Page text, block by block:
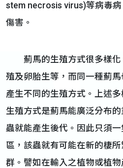
stem necrosis virus)等病毒
傷害。
薊馬的生殖方式很多樣化
殖及卵胎生等，而同一種薊
產生不同的生殖方式。上述
生殖方式是薊馬能廣泛分布
蟲就能產生後代。因此只須
區，該蟲就有可能在新的棲
群。譬如在輸入之植物或植